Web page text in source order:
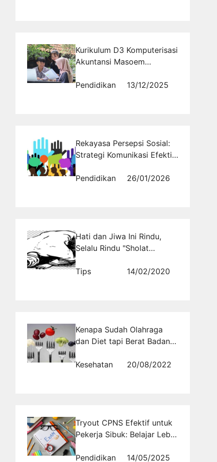
Kurikulum D3 Komputerisasi
Akuntansi Masoem
Berbasis Kebutuhan Industri
Pendidikan 13/12/2025
Rekayasa Persepsi Sosial:
Strategi Komunikasi Efektif
Publik di Era Media Baru
Pendidikan 26/01/2026
Hati dan Jiwa Ini Rindu,
Selalu Rindu "Sholat
Tips
14/02/2020
Kenapa Sudah Olahraga
dan Diet tapi Berat Badan
Kesehatan
20/08/2022
Tryout CPNS Efektif untuk
Pekerja Sibuk: Belajar Lebih
Pendidikan
14/05/2025